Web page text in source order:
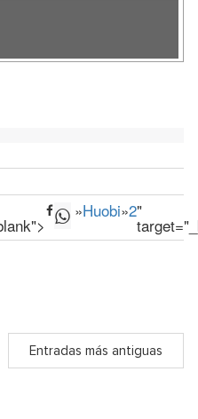
»Huobi»2"
Entradas más antiguas